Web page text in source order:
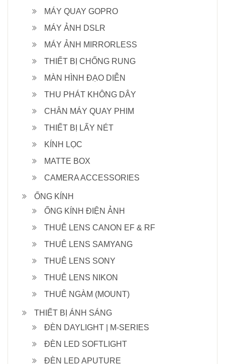
MÁY QUAY GOPRO
MÁY ẢNH DSLR
MÁY ẢNH MIRRORLESS
THIẾT BỊ CHỐNG RUNG
MÀN HÌNH ĐẠO DIỄN
THU PHÁT KHÔNG DÂY
CHÂN MÁY QUAY PHIM
THIẾT BỊ LẤY NÉT
KÍNH LỌC
MATTE BOX
CAMERA ACCESSORIES
ỐNG KÍNH
ỐNG KÍNH ĐIỆN ẢNH
THUÊ LENS CANON EF & RF
THUÊ LENS SAMYANG
THUÊ LENS SONY
THUÊ LENS NIKON
THUÊ NGÀM (MOUNT)
THIẾT BỊ ÁNH SÁNG
ĐÈN DAYLIGHT | M-SERIES
ĐÈN LED SOFTLIGHT
ĐÈN LED APUTURE